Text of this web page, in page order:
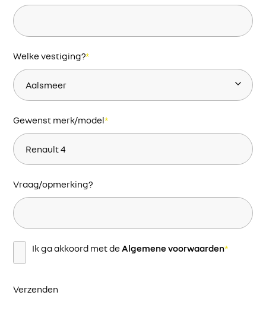
Welke vestiging?*
Gewenst merk/model*
Vraag/opmerking?
Instemming*
Ik ga akkoord met deAlgemene voorwaarden*
Verzenden